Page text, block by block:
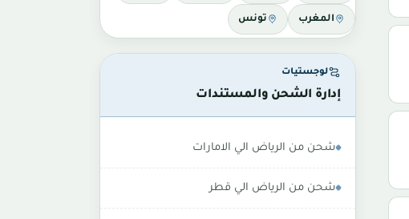
المغرب تونس
لوجستيات
إدارة الشحن والمستندات
شحن من الرياض الي الامارات
شحن من الرياض الي قطر